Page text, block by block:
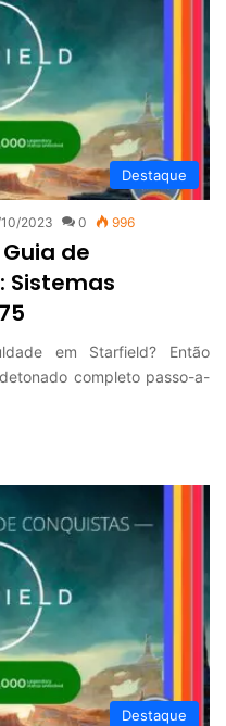
Destaque
2023 0 996
de
Sistemas
em Starfield? Então
completo passo-a-
Destaque